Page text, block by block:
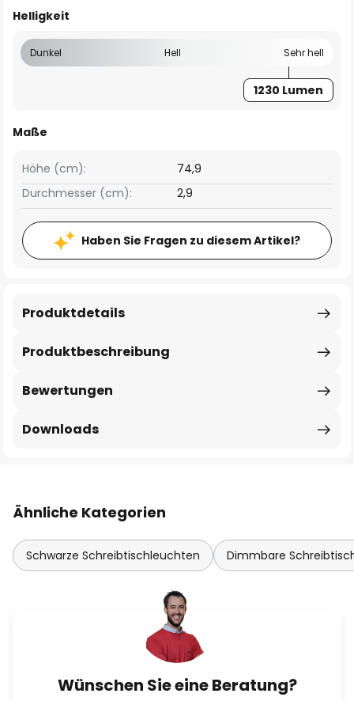
Helligkeit
Dunkel Hell Sehr hell
1230 Lumen
Maße
Höhe (cm):
74,9
Durchmesser (cm):
2,9
Haben Sie Fragen zu diesem Artikel?
Produktbeschreibung
Produktdetails
Bewertungen
Downloads
Ähnliche Kategorien
Schwarze Schreibtischleuchten Dimmbare
Wünschen Sie eine Beratung?